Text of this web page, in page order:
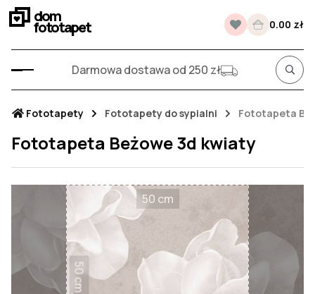
dom
fototapet 0.00 zł
Darmowa dostawa od 250 zł
Fototapety Fototapety do sypialni Fototapeta
Fototapeta Beżowe 3d kwiaty
50 cm
50 cm